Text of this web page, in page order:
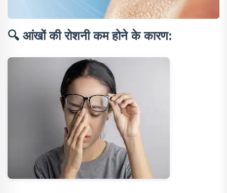
🔍 आंखों की रोशनी कम होने के कारण: